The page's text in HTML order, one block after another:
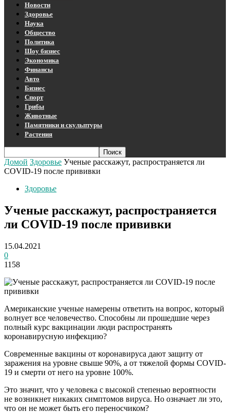
Новости
Здоровье
Наука
Общество
Политика
Шоу бизнес
Экономика
Финансы
Авто
Бизнес
Спорт
Грибы
Животные
Памятники и скульптуры
Растения
Домой Здоровье Ученые расскажут, распространяется ли
COVID-19 после прививки
Здоровье
Ученые расскажут, распространяется
ли COVID-19 после прививки
15.04.2021
0
1158
Американские ученые намерены ответить на вопрос, который
волнует все человечество. Способны ли прошедшие через
полный курс вакцинации люди распространять
коронавирусную инфекцию?
Современные вакцины от коронавируса дают защиту от
заражения на уровне свыше 90%, а от тяжелой формы COVID-
19 и смерти от него на уровне 100%.
Это значит, что у человека с высокой степенью вероятности
не возникнет никаких симптомов вируса. Но означает ли это,
что он не может быть его переносчиком?